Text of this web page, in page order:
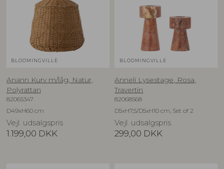
BLOOMINGVILLE
Anann Kurv m/låg, Natur,
Polyrattan
82065347
D49xH60 cm
Vejl. udsalgspris
1.199,00 DKK
BLOOMINGVILLE
Anneli Lysestage, Rosa,
Travertin
82068568
D5xH7,5/D5xH10 cm, Set of 2
Vejl. udsalgspris
299,00 DKK